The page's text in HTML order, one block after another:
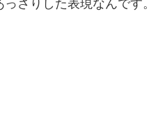
さりした表現なんです。